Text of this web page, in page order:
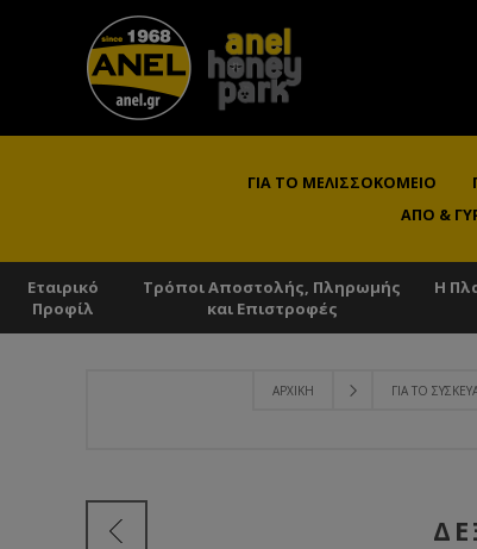
ΓΙΑ ΤΟ ΜΕΛΙΣΣΟΚΟΜΕΊΟ
ΑΠΌ &
Εταιρικό
Προφίλ
Τρόποι Αποστολής, Πληρωμής
και Επιστροφές
Η
ΑΡΧΙΚΉ ΓΙΑ ΤΟ